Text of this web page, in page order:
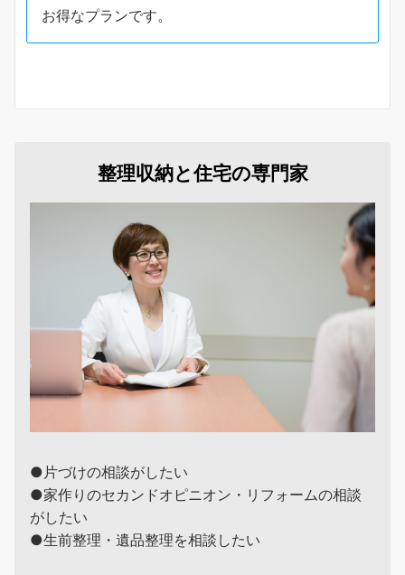
お得なプランです。
整理収納と住宅の専門家
●片づけの相談がしたい
●家作りのセカンドオピニオン・リフォームの相談
がしたい
●生前整理・遺品整理を相談したい